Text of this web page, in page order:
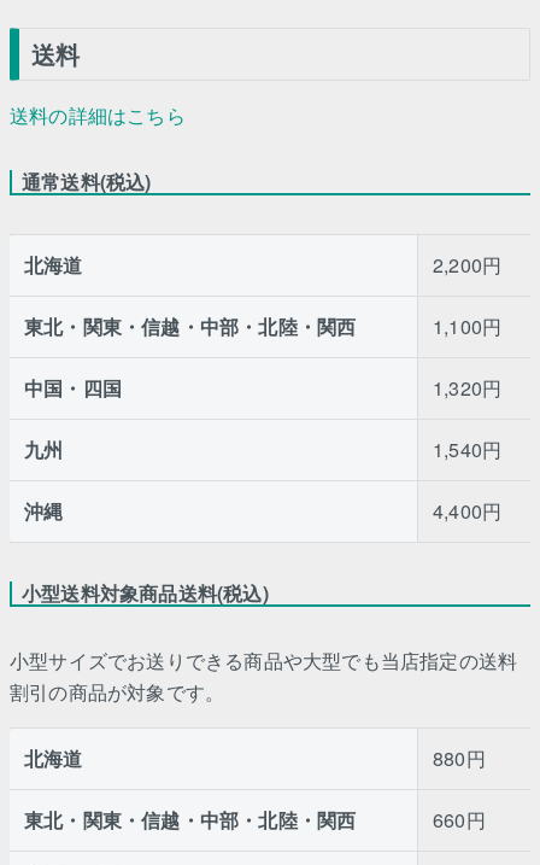
送料
送料の詳細はこちら
通常送料(税込)
北海道 2,200円
東北・関東・信越・中部・北陸・関西 1,100円
中国・四国 1,320円
九州 1,540円
沖縄 4,400円
小型送料対象商品送料(税込)
小型サイズでお送りできる商品や大型でも当店指定の送料
割引の商品が対象です。
北海道 880円
東北・関東・信越・中部・北陸・関西 660円